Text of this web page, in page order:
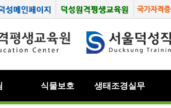
식물보호 생태조경실무